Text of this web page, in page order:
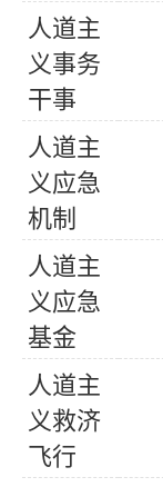
人道主
义事务
干事
人道主
义应急
机制
人道主
义应急
基金
人道主
义救济
飞行